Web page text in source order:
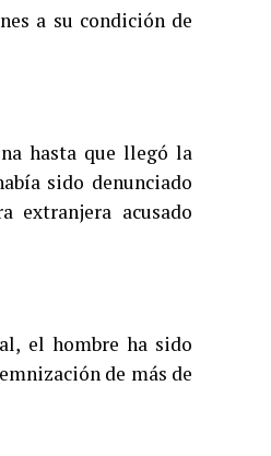
a su condición de
hasta que llegó la
sido denunciado
extranjera acusado
el hombre ha sido
de más de